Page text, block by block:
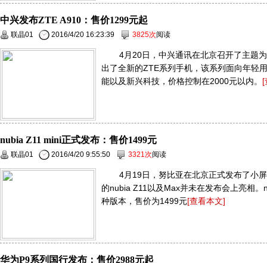
中兴发布ZTE A910：售价1299元起
联晶01 2016/4/20 16:23:39 3825次阅读
4月20日，中兴通讯在北京召开了主题
出了全新的ZTE系列手机，该系列面向年轻
能以及新兴科技，价格控制在2000元以内。 [
nubia Z11 mini正式发布：售价1499元
联晶01 2016/4/20 9:55:50 3321次阅读
4月19日，努比亚在北京正式发布了
的nubia Z11以及Max并未在发布会上亮相
种版本，售价为1499元[查看本文]
华为P9系列国行发布：售价2988元起